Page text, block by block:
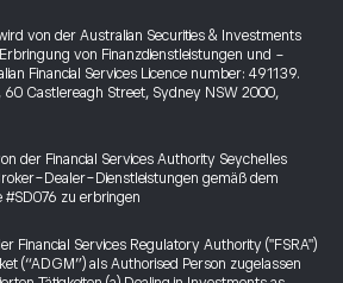
von der Australian Securities & Investments
von Finanzdienstleistungen und -
Financial Services Licence number: 491139.
60 Castlereagh Street, Sydney NSW 2000,
der Financial Services Authority Seychelles
Dealer-Dienstleistungen gemäß dem
#SD076 zu erbringen
Financial Services Regulatory Authority ("FSRA")
(“ADGM”) als Authorised Person zugelassen